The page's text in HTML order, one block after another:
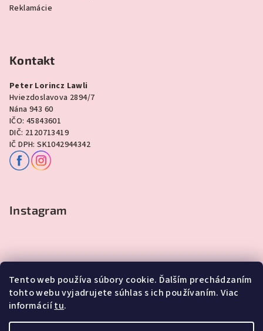
Tento web používa súbory cookie. Ďalším prechádzaním
tohto webu vyjadrujete súhlas s ich používaním. Viac
informáciítu.
Reklamácie
Kontakt
Peter Lorincz Lawli
Hviezdoslavova 2894/7
Nána 943 60
IČO: 45843601
DIČ: 2120713419
IČ DPH: SK1042944342
Instagram